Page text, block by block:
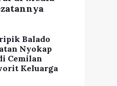
Balado
Nyokap
Cemilan
Keluarga